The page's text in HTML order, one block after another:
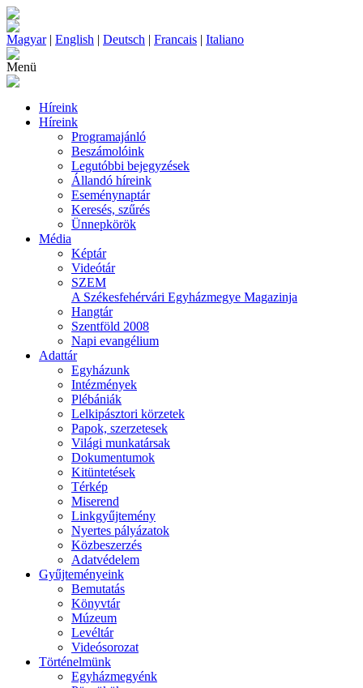
Magyar| English | Deutsch | Francais | Italiano
Menü
Híreink
Híreink
Programajánló
Beszámolóink
Legutóbbi bejegyzések
Állandó híreink
Eseménynaptár
Keresés, szűrés
Ünnepkörök
Média
Képtár
Videótár
SZEM
A Székesfehérvári Egyházmegye Magazinja
Hangtár
Szentföld 2008
Napi evangélium
Adattár
Egyházunk
Intézmények
Plébániák
Lelkipásztori körzetek
Papok, szerzetesek
Világi munkatársak
Dokumentumok
Kitüntetések
Térkép
Miserend
Linkgyűjtemény
Nyertes pályázatok
Közbeszerzés
Adatvédelem
Gyűjteményeink
Bemutatás
Könyvtár
Múzeum
Levéltár
Videósorozat
Történelmünk
Egyházmegyénk